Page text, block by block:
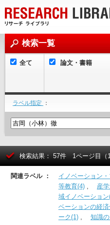
検索一覧
全て 論文・書籍
ラベル指定 ：
検索結果： 57件 1ページ目（1
関連ラベル ： イノベーション
等教育(4) , 産
域イノベーション
ベーションの経
ーク(1) , 知識